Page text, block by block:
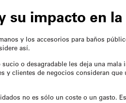
su impacto en
y los accesorios para baños
así.
o desagradable les deja una
y clientes de negocios consideran
no es sólo un coste o un gasto.